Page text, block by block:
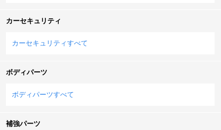
カーセキュリティ
カーセキュリティすべて
ボディパーツ
ボディパーツすべて
補強パーツ